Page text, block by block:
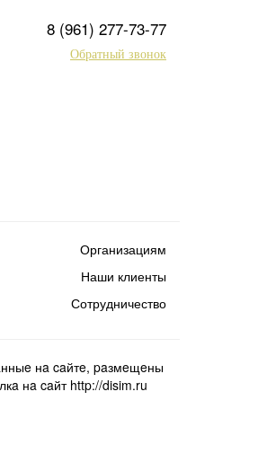
8 (961) 277-73-77
Обратный звонок
Организациям
Наши клиенты
Сотрудничество
нa caйтe, paзмeщeны
нa caйт http://disim.ru